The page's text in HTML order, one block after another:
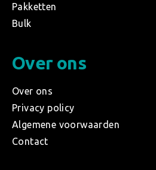
Pakketten
Bulk
Over ons
Over ons
Privacy policy
Algemene voorwaarden
Contact